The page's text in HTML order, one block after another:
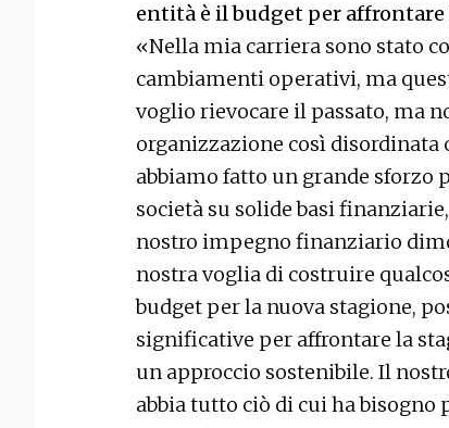
entità è il budget per affrontare
«Nella mia carriera sono stato
cambiamenti operativi, ma
voglio rievocare il passato, ma
organizzazione così
abbiamo fatto un grande sforzo
società su solide basi
nostro impegno finanziario
nostra voglia di costruire
budget per la nuova stagione,
significative per affrontare la
un approccio sostenibile. Il
abbia tutto ciò di cui ha